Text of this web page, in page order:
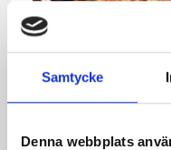
Samtycke
Denna webbplats
Tigersockerkaka